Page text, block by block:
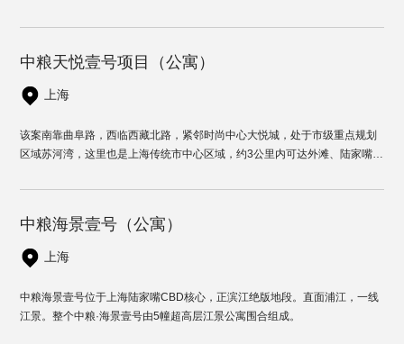
中粮天悦壹号项目（公寓）
上海
该案南靠曲阜路，西临西藏北路，紧邻时尚中心大悦城，处于市级重点规划
区域苏河湾，这里也是上海传统市中心区域，约3公里内可达外滩、陆家嘴、
中粮海景壹号（公寓）
上海
中粮海景壹号位于上海陆家嘴CBD核心，正滨江绝版地段。直面浦江，一线
江景。整个中粮·海景壹号由5幢超高层江景公寓围合组成。